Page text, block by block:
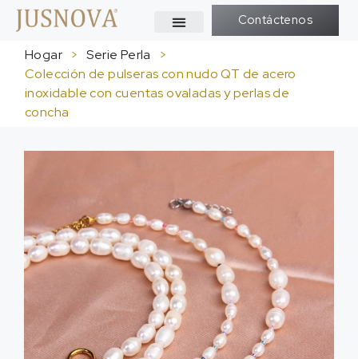
Contáctenos
Hogar > Serie Perla
>
Colección de pulseras con nudo QT de acero
inoxidable con cuentas ovaladas y perlas de
concha